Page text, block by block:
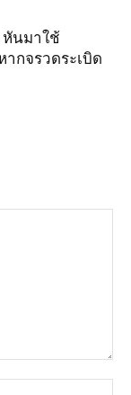
หันมาใช้
กจรวดระเบิด